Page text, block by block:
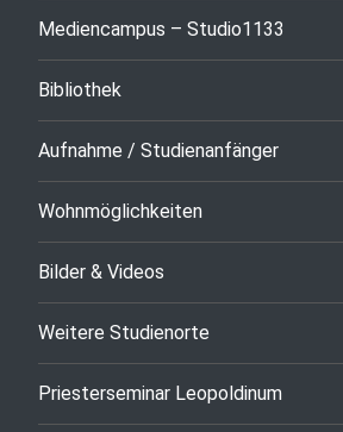
Mediencampus – Studio1133
Bibliothek
Aufnahme / Studienanfänger
Wohnmöglichkeiten
Bilder & Videos
Weitere Studienorte
Priesterseminar Leopoldinum